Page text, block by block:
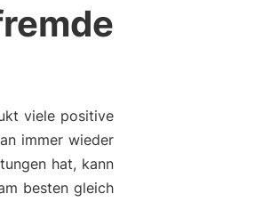
viele positive
immer wieder
hat, kann
besten gleich